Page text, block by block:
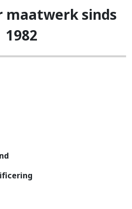
maatwerk sinds
1982